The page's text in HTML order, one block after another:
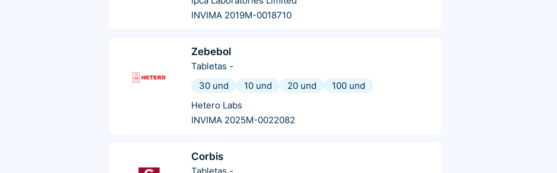
INVIMA 2019M-0018710
Zebebol
Tabletas -
30 und
10 und 20 und
100 und
Hetero Labs
INVIMA 2025M-0022082
Corbis